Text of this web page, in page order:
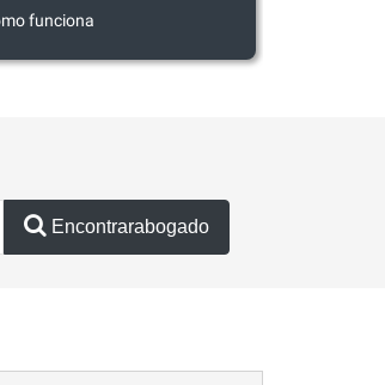
funciona
Encontrarabogado